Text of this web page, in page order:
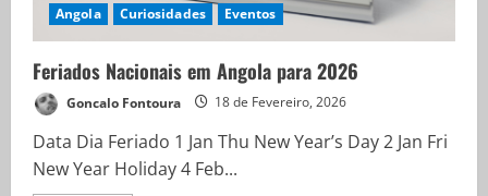
Angola Curiosidades Eventos
Feriados Nacionais em Angola para 2026
Goncalo Fontoura 18 de Fevereiro, 2026
Data Dia Feriado 1 Jan Thu New Year’s Day 2 Jan Fri
New Year Holiday 4 Feb...